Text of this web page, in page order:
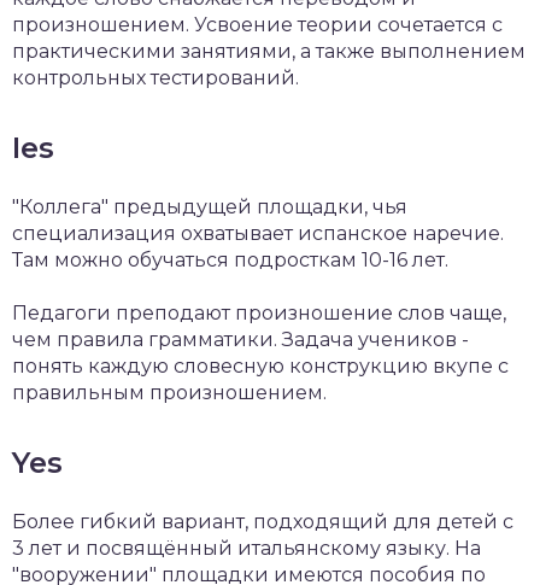
произношением. Усвоение теории сочетается с
практическими занятиями, а также выполнением
контрольных тестирований.
Ies
"Коллега" предыдущей площадки, чья
специализация охватывает испанское наречие.
Там можно обучаться подросткам 10-16 лет.
Педагоги преподают произношение слов чаще,
чем правила грамматики. Задача учеников -
понять каждую словесную конструкцию вкупе с
правильным произношением.
Yes
Более гибкий вариант, подходящий для детей с
3 лет и посвящённый итальянскому языку. На
"вооружении" площадки имеются пособия по